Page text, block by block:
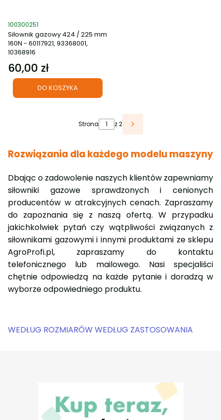
Kod produktu
100300251
Siłownik gazowy 424 / 225 mm
160N - 60117921, 93368001,
10368916
Cena
60,00 zł
DO KOSZYKA
Strona z 2
Rozwiązania dla każdego modelu maszyny
Dbając o zadowolenie naszych klientów zapewniamy
siłowniki gazowe sprawdzonych i cenionych
producentów w atrakcyjnych cenach. Zapraszamy
do zapoznania się z naszą ofertą. W przypadku
jakichkolwiek pytań czy wątpliwości związanych z
siłownikami gazowymi i innymi produktami ze sklepu
AgroProfi.pl, zapraszamy do kontaktu
telefonicznego lub mailowego. Nasi specjaliści
chętnie odpowiedzą na każde pytanie i doradzą w
wyborze odpowiedniego produktu.
WEDŁUG ROZMIARÓW WEDŁUG ZASTOSOWANIA